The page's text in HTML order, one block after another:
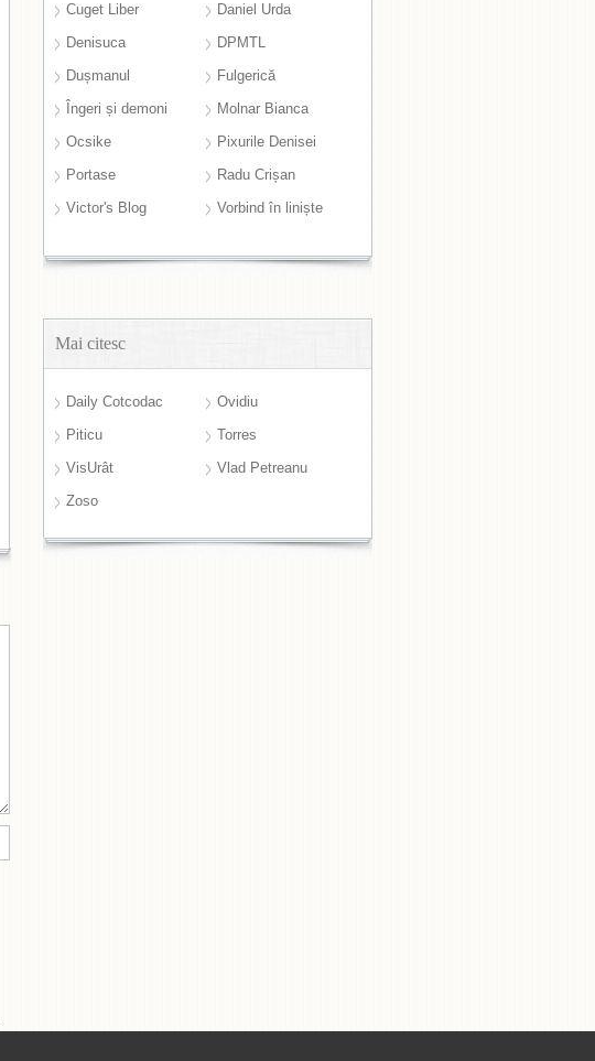
Cuget Liber
Daniel Urda
Denisuca
DPMTL
Dușmanul
Fulgerică
Îngeri și demoni
Molnar Bianca
Ocsike
Pixurile Denisei
Portase
Radu Crișan
Victor's Blog
Vorbind în liniște
Mai citesc
Daily Cotcodac
Ovidiu
Piticu
Torres
VisUrât
Vlad Petreanu
Zoso